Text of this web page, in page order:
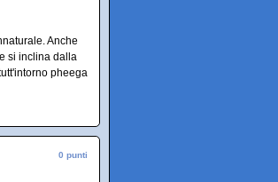
Anche
si inclina dalla
pheega
0 punti